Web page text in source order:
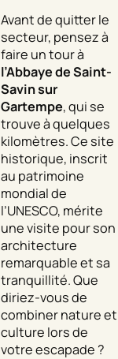
Avant de quitter le
secteur, pensez à
faire un tour à
l’Abbaye de Saint-
Savin sur
Gartempe, qui se
trouve à quelques
kilomètres. Ce site
historique, inscrit
au patrimoine
mondial de
l’UNESCO, mérite
une visite pour son
architecture
remarquable et sa
tranquillité. Que
diriez-vous de
combiner nature et
culture lors de
votre escapade ?